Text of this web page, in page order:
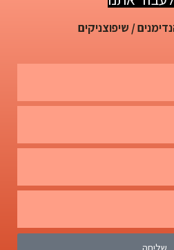
/ שיפוצניקים